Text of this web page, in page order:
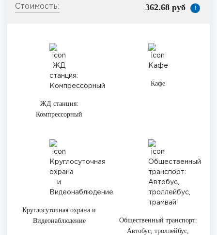
362.68 руб !
ЖД станция:
Компрессорный
Кафе
Круглосуточная охрана и
Видеонаблюдение
Общественный транспорт:
Автобус, троллейбус,